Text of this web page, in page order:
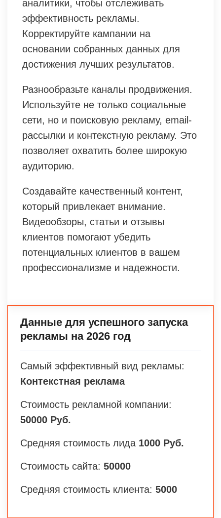
аналитики, чтобы отслеживать
эффективность рекламы.
Корректируйте кампании на
основании собранных данных для
достижения лучших результатов.
Разнообразьте каналы продвижения.
Используйте не только социальные
сети, но и поисковую рекламу, email-
рассылки и контекстную рекламу. Это
позволяет охватить более широкую
аудиторию.
Создавайте качественный контент,
который привлекает внимание.
Видеообзоры, статьи и отзывы
клиентов помогают убедить
потенциальных клиентов в вашем
профессионализме и надежности.
Данные для успешного запуска
рекламы на 2026 год
Самый эффективный вид рекламы:
Контекстная реклама
Стоимость рекламной компании:
50000 Руб.
Средняя стоимость лида 1000 Руб.
Стоимость сайта: 50000
Средняя стоимость клиента: 5000